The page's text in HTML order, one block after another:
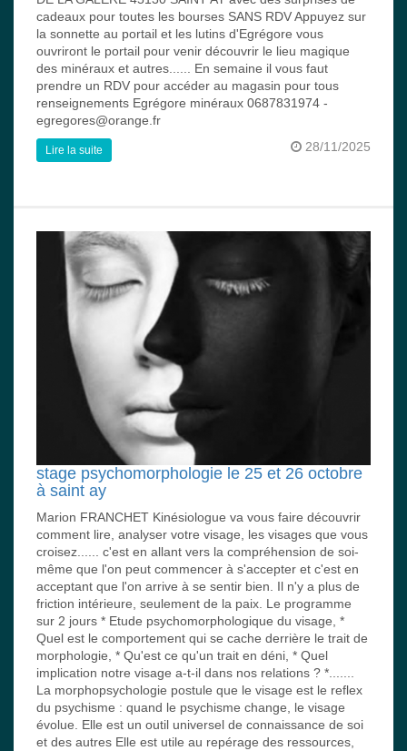
cadeaux pour toutes les bourses SANS RDV Appuyez sur
la sonnette au portail et les lutins d'Egrégore vous
ouvriront le portail pour venir découvrir le lieu magique
des minéraux et autres...... En semaine il vous faut
prendre un RDV pour accéder au magasin pour tous
renseignements Egrégore minéraux 0687831974 -
egregores@orange.fr
28/11/2025
Lire la suite
stage psychomorphologie le 25 et 26 octobre
à saint ay
Marion FRANCHET Kinésiologue va vous faire découvrir
comment lire, analyser votre visage, les visages que vous
croisez...... c'est en allant vers la compréhension de soi-
même que l'on peut commencer à s'accepter et c'est en
acceptant que l'on arrive à se sentir bien. Il n'y a plus de
friction intérieure, seulement de la paix. Le programme
sur 2 jours * Etude psychomorphologique du visage, *
Quel est le comportement qui se cache derrière le trait de
morphologie, * Qu'est ce qu'un trait en déni, * Quel
implication notre visage a-t-il dans nos relations ? *.......
La morphopsychologie postule que le visage est le reflex
du psychisme : quand le psychisme change, le visage
évolue. Elle est un outil universel de connaissance de soi
et des autres Elle est utile au repérage des ressources,